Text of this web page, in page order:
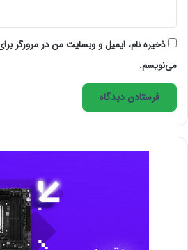
The Stocks
عکاسی هنری است که عکس های
کند. این یک روش مناسب برای
مختلف است .
Photo Pin
:یک منبع عکاسی
کاربران اجازه می دهد که از طریق یک
: از این کتابخانه برتر شگفت
ذخیره نام، ایمیل و وبسایت من در مرورگر
می‌نویسم.